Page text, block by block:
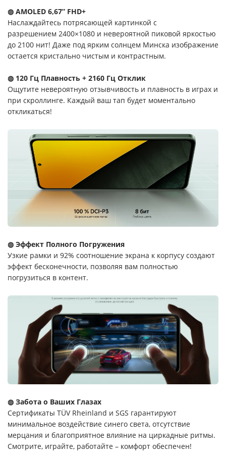
◍ AMOLED 6,67” FHD+
Наслаждайтесь потрясающей картинкой с
разрешением 2400×1080 и невероятной пиковой яркостью
до 2100 нит! Даже под ярким солнцем Минска изображение
остается кристально чистым и контрастным.
◍ 120 Гц Плавность + 2160 Гц Отклик
Ощутите невероятную отзывчивость и плавность в играх и
при скроллинге. Каждый ваш тап будет моментально
откликаться!
◍ Эффект Полного Погружения
Узкие рамки и 92% соотношение экрана к корпусу создают
эффект бесконечности, позволяя вам полностью
погрузиться в контент.
◍ Забота о Ваших Глазах
Сертификаты TÜV Rheinland и SGS гарантируют
минимальное воздействие синего света, отсутствие
мерцания и благоприятное влияние на циркадные ритмы.
Смотрите, играйте, работайте – комфорт обеспечен!